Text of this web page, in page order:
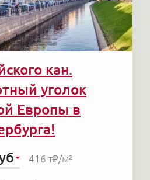
кан.
уголок
Европы в
416 т₽/м²